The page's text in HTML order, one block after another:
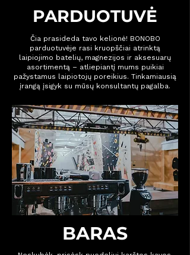
PARDUOTUVĖ
Čia prasideda tavo kelionė! BONOBO
parduotuvėje rasi kruopščiai atrinktą
laipiojimo batelių, magnezijos ir aksesuarų
asortimentą – atliepiantį mums puikiai
pažystamus laipiotojų poreikius. Tinkamiausią
įrangą įsigyk su mūsų konsultantų pagalba.
BARAS